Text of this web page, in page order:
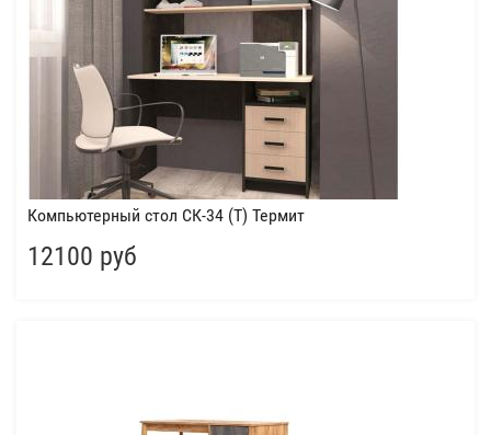
Компьютерный стол СК-34 (Т) Термит
12100 руб